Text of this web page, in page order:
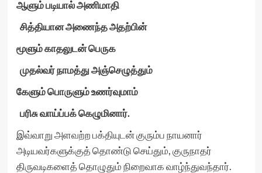
ஆளும் படியால் அணிமாதி
சித்தியான அணைந்த அதற்பின்
மூளும் காதலுடன் பெருக
முதல்வர் நாமத்து அஞ்செழுத்தும்
கேளும் பொருளும் உணர்வுமாம்
பரிசு வாய்ப்பக் கெழுமினார்.
இவ்வாறு அளவற்ற பக்தியுடன் குரும்ப நாயனார்
அடியவர்களுக்குத் தொண்டு செய்தும், குருநாதர்
திருவடிகளைத் தொழுதும் நிறைவாக வாழ்ந்துவந்தார்.